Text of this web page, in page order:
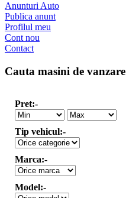
Anunturi Auto
Publica anunt
Profilul meu
Cont nou
Contact
Cauta masini de vanzare
Pret:-
Tip vehicul:-
Marca:-
Model:-